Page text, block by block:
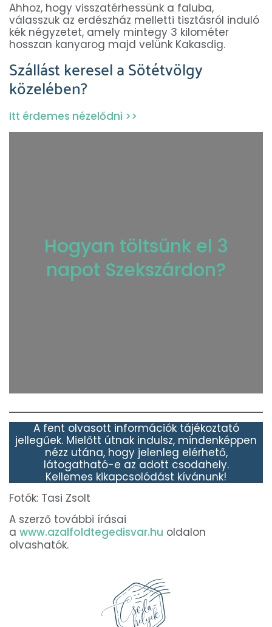
Ahhoz, hogy visszatérhessünk a faluba,
válasszuk az erdészház melletti tisztásról induló
kék négyzetet, amely mintegy 3 kilométer
hosszan kanyarog majd velünk Kakasdig.
Szállást keresel a Sötétvölgy
közelében?
Itt érdemes nézelődni >>
Hogyan töltsünk el 3
napot Szekszárdon?
A fent olvasott információk tájékoztató
jellegűek. Mielőtt útnak indulsz, mindenképpen
nézz utána, hogy jelenleg elérhető,
látogatható-e az adott csodahely.
Kellemes kikapcsolódást kívánunk!
Fotók: Tasi Zsolt
A szerző további írásai
a www.azalfoldtegedisvar.hu oldalon
olvashatók.